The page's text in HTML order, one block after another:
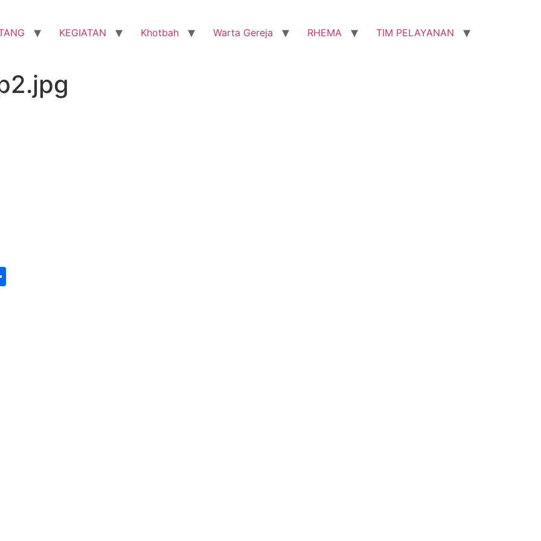
KEGIATAN Khotbah Warta Gereja RHEMA TIM PELAYANAN